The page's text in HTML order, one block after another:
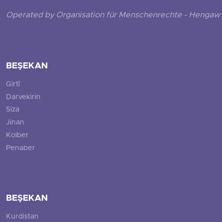
Operated by Organisation für Menschenrechte -
BEŞEKAN
Girtî
Darvekirin
Siza
Jinan
Kolber
Penaber
BEŞEKAN
Kurdistan